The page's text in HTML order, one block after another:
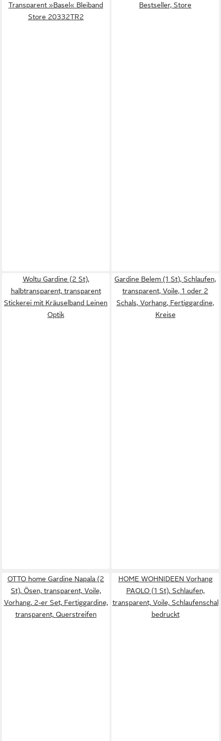
Transparent »Basel« Bleiband
Store 20332TR2
Bestseller, Store
Woltu Gardine (2 St),
halbtransparent, transparent
Stickerei mit Kräuselband Leinen
Optik
Gardine Belem (1 St), Schlaufen,
transparent, Voile, 1 oder 2
Schals, Vorhang, Fertiggardine,
Kreise
OTTO home Gardine Napala (2
St), Ösen, transparent, Voile,
Vorhang, 2-er Set, Fertiggardine,
transparent, Querstreifen
HOME WOHNIDEEN Vorhang
PAOLO (1 St), Schlaufen,
transparent, Voile, Schlaufenschal
bedruckt